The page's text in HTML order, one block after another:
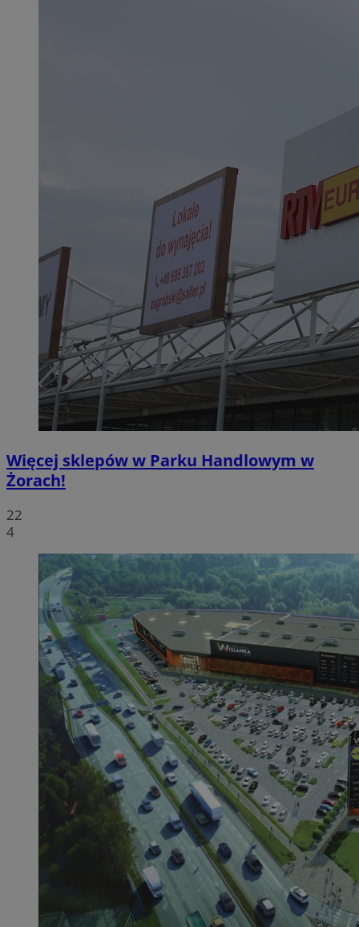
Więcej sklepów w Parku Handlowym w
Żorach!
22
4